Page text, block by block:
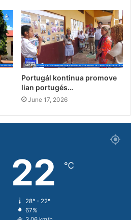
Portugál kontinua promove
lian portugés…
June 17, 2026
22 ℃
28º - 22º
67%